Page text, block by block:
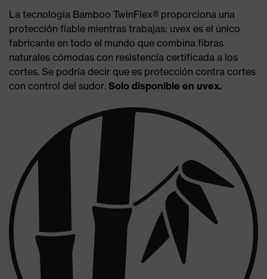
La tecnología Bamboo TwinFlex® proporciona una
protección fiable mientras trabajas: uvex es el único
fabricante en todo el mundo que combina fibras
naturales cómodas con resistencia certificada a los
cortes. Se podría decir que es protección contra cortes
con control del sudor. Solo disponible en uvex.